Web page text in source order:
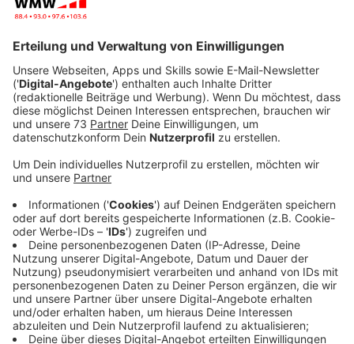
Veröffentlicht:
Staatsanwaltschaften in NRW überlastet
Anzeige
Es kommt ein Bußgeldbescheid nach Hause und es
droht ein Fahrverbot. Man legt Widerspruch ein und
hört nie wieder was. Genau das könnte in NRW
passieren. Hintergrund ist: Die Staatsanwaltschaften
sind überlastet. Inzwischen hat dasNRW-
Justizministeriumeine Abfrage bei allen
Staatsanwaltschaften gestartet, so ein Sprecher auf
Anfrage. Denn, wie viele Bußgeldbescheide liegen